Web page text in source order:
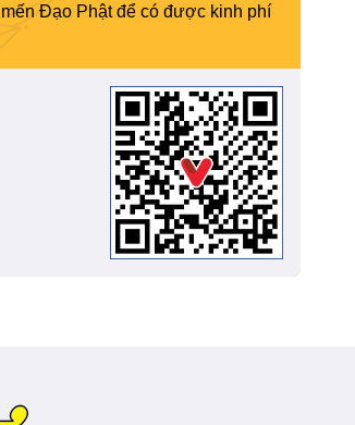
Đạo Phật để có được kinh phí